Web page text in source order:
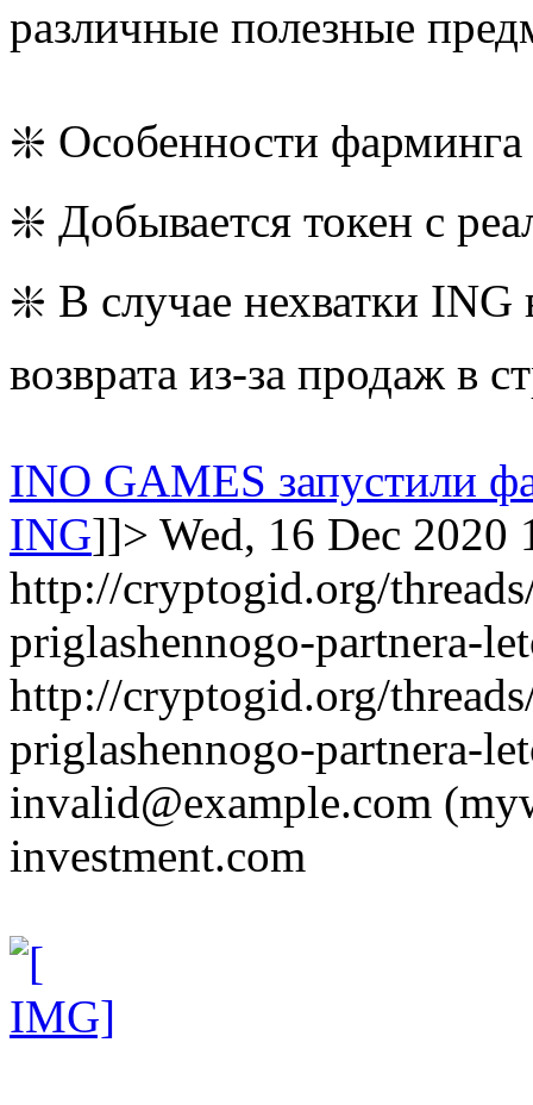
различные полезные
❇️ Особенности
❇️ Добывается токен с
❇️ В случае нехватки ING
возврата из-за продаж в
INO GAMES запустили
ING]]> Wed, 16 Dec 2020
http://cryptogid.org/
priglashennogo-partnera-
http://cryptogid.org/
priglashennogo-partnera-
invalid@example.com
investment.com